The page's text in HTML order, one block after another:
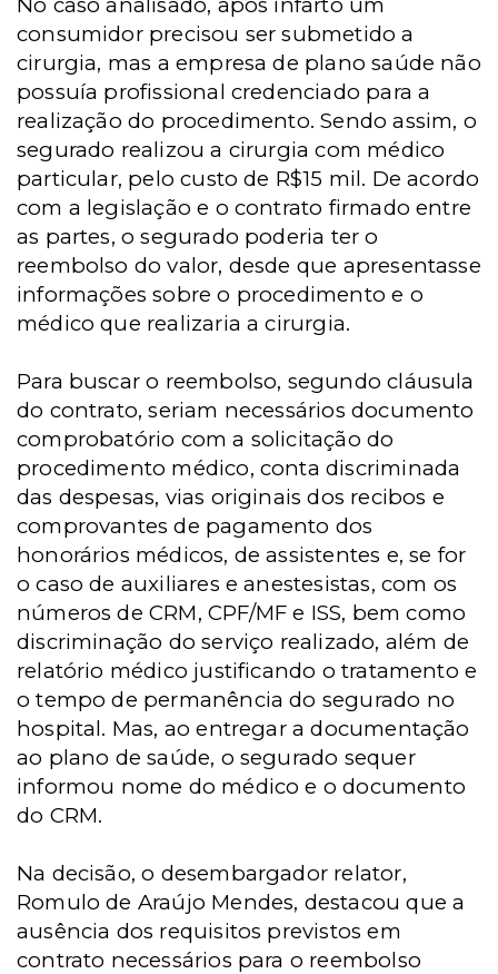
consumidor precisou ser submetido a
cirurgia, mas a empresa de plano saúde não
possuía profissional credenciado para a
realização do procedimento. Sendo assim, o
segurado realizou a cirurgia com médico
particular, pelo custo de R$15 mil. De acordo
com a legislação e o contrato firmado entre
as partes, o segurado poderia ter o
reembolso do valor, desde que apresentasse
informações sobre o procedimento e o
médico que realizaria a cirurgia.
Para buscar o reembolso, segundo cláusula
do contrato, seriam necessários documento
comprobatório com a solicitação do
procedimento médico, conta discriminada
das despesas, vias originais dos recibos e
comprovantes de pagamento dos
honorários médicos, de assistentes e, se for
o caso de auxiliares e anestesistas, com os
números de CRM, CPF/MF e ISS, bem como
discriminação do serviço realizado, além de
relatório médico justificando o tratamento e
o tempo de permanência do segurado no
hospital. Mas, ao entregar a documentação
ao plano de saúde, o segurado sequer
informou nome do médico e o documento
do CRM.
Na decisão, o desembargador relator,
Romulo de Araújo Mendes, destacou que a
ausência dos requisitos previstos em
contrato necessários para o reembolso